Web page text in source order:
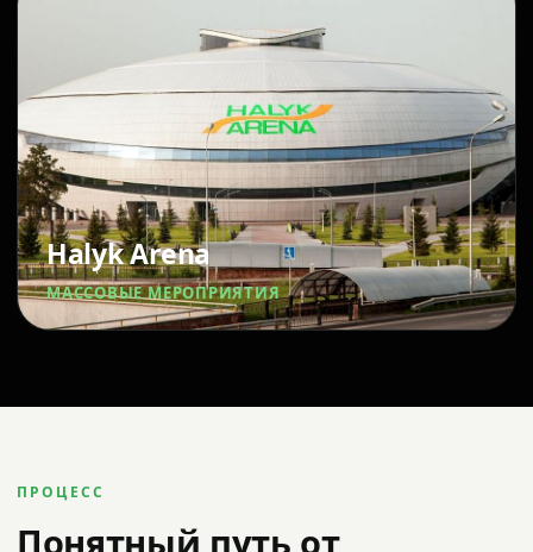
Halyk Arena
МАССОВЫЕ МЕРОПРИЯТИЯ
ПРОЦЕСС
Понятный путь от